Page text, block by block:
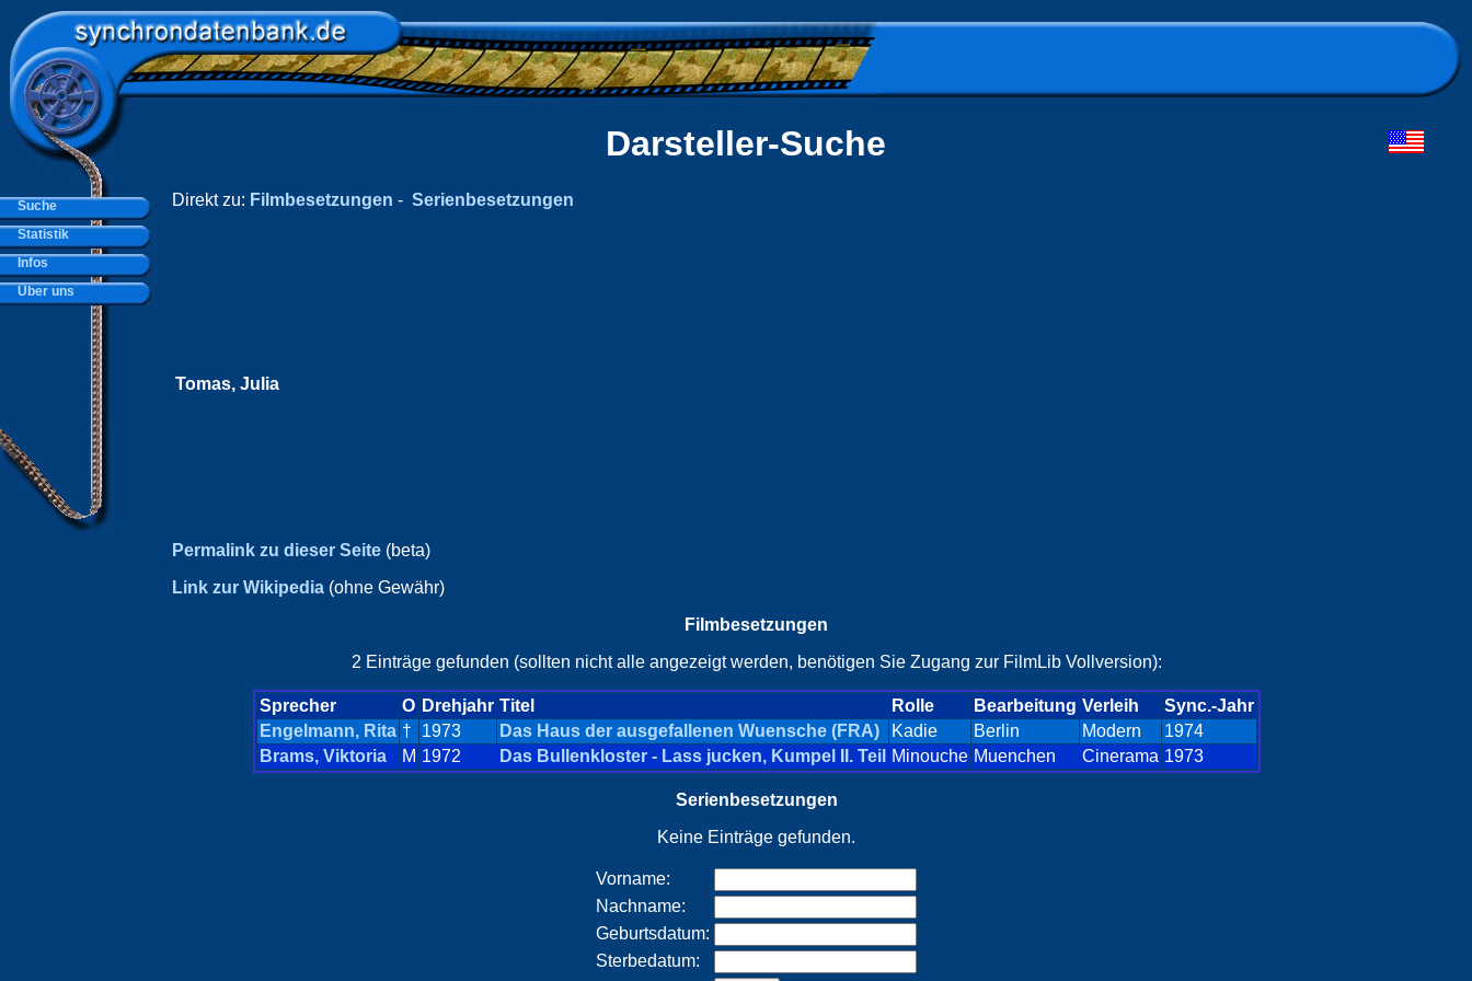
Darsteller-Suche
Direkt zu: Filmbesetzungen - Serienbesetzungen
Tomas, Julia
Permalink zu dieser Seite (beta)
Link zur Wikipedia (ohne Gewähr)
Filmbesetzungen
2 Einträge gefunden (sollten nicht alle angezeigt werden, benötigen Sie Zugang zur FilmLib Vollversion):
Sprecher O Drehjahr Titel Rolle Bearbeitung Verleih
Sync.-Jahr
Engelmann, Rita † 1973 Das Haus der ausgefallenen Wuensche (FRA) Kadie Berlin Modern
1974
Brams, Viktoria
M 1972 Das Bullenkloster - Lass jucken, Kumpel II. Teil Minouche Muenchen Cinerama 1973
Serienbesetzungen
Keine Einträge gefunden.
Vorname:
Nachname:
Geburtsdatum:
Sterbedatum:
Suche
Statistik
Infos
Über uns